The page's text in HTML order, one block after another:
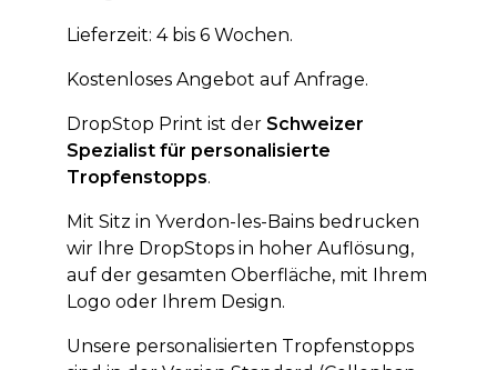
Lieferzeit: 4 bis 6 Wochen.
Kostenloses Angebot auf Anfrage.
DropStop Print ist der Schweizer
Spezialist für personalisierte
Tropfenstopps.
Mit Sitz in Yverdon-les-Bains bedrucken
wir Ihre DropStops in hoher Auflösung,
auf der gesamten Oberfläche, mit Ihrem
Logo oder Ihrem Design.
Unsere personalisierten Tropfenstopps